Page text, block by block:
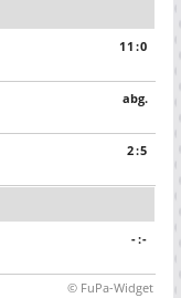
11:0
abg.
2:5
-:-
© FuPa-Widget